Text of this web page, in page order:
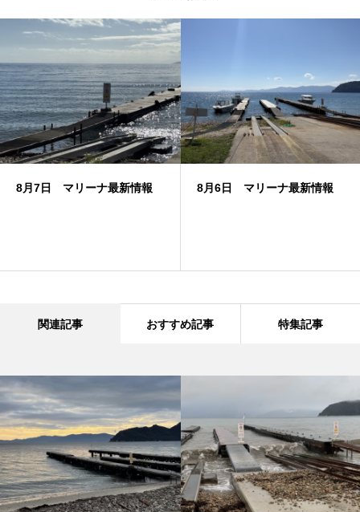
8月7日 マリーナ最新情報 8月6日 マリーナ最新情報
関連記事 おすすめ記事 特集記事